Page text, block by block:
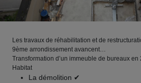
Les travaux de réhabilitation et de
9ème arrondissement avancent…
Transformation d’un immeuble de bureaux
Habitat
La démolition ✔